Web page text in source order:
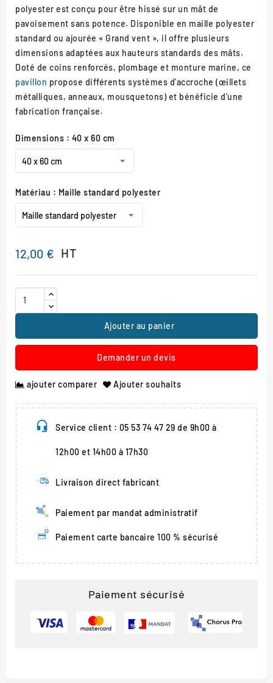
polyester est conçu pour être hissé sur un mât de
pavoisement sans potence. Disponible en maille polyester
standard ou ajourée « Grand vent », il offre plusieurs
dimensions adaptées aux hauteurs standards des mâts.
Doté de coins renforcés, plombage et monture marine, ce
pavillon propose différents systèmes d'accroche (œillets
métalliques, anneaux, mousquetons) et bénéficie d'une
fabrication française.
Dimensions : 40 x 60 cm
Matériau : Maille standard polyester
12,00 € HT
Ajouter au panier
Demander un devis
ajouter comparer Ajouter souhaits
Service client : 05 53 74 47 29 de 9h00 à
12h00 et 14h00 à 17h30
Livraison direct fabricant
Paiement par mandat administratif
Paiement carte bancaire 100 % sécurisé
Paiement sécurisé